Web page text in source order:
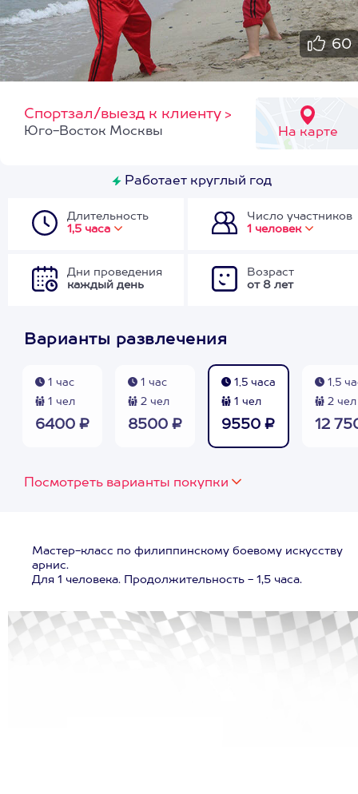
60
Спортзал/выезд к клиенту >
На карте
Юго-Восток Москвы
Работает круглый год
Длительность
1,5 часа
Число участников
1 человек
Дни проведения
каждый день
Возраст
от 8 лет
Варианты развлечения
1 час
1 чел
6400 ₽
1 час
2 чел
8500 ₽
1,5 часа
1 чел
9550 ₽
1,5
2 чел
12
Посмотреть варианты покупки
Мастер-класс по филиппинскому боевому искусству
арнис.
Для 1 человека. Продолжительность - 1,5 часа.